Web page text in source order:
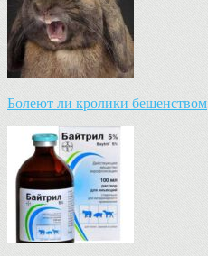
Болеют ли кролики бешенством